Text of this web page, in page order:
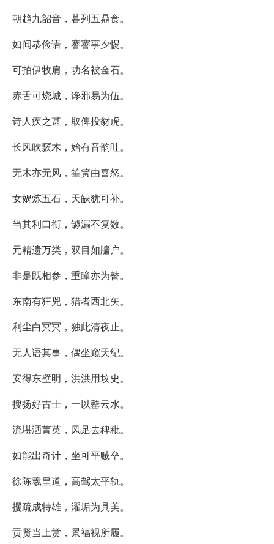
朝趋九韶音，暮列五鼎食。
如闻恭俭语，謇謇事夕惕。
可拍伊牧肩，功名被金石。
赤舌可烧城，谗邪易为伍。
诗人疾之甚，取俾投豺虎。
长风吹窾木，始有音韵吐。
无木亦无风，笙簧由喜怒。
女娲炼五石，天缺犹可补。
当其利口衔，罅漏不复数。
元精遗万类，双目如牖户。
非是既相参，重瞳亦为瞽。
东南有狂兕，猎者西北矢。
利尘白冥冥，独此清夜止。
无人语其事，偶坐窥天纪。
安得东壁明，洪洪用坟史。
搜扬好古士，一以罄云水。
流堪洒菁英，风足去稗秕。
如能出奇计，坐可平贼垒。
徐陈羲皇道，高驾太平轨。
攫疏成特雄，濯垢为具美。
贡贤当上赏，景福视所履。